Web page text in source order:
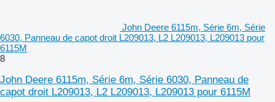
John Deere 6115m, Série 6m, Série
6030, Panneau de capot droit L209013, L2 L209013, L209013 pour
6115M
8
John Deere 6115m, Série 6m, Série 6030, Panneau de
capot droit L209013, L2 L209013, L209013 pour 6115M